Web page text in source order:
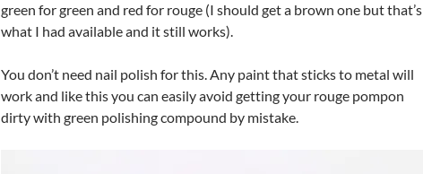
green for green and red for rouge (I should get a brown one but that’s
what I had available and it still works).
You don’t need nail polish for this. Any paint that sticks to metal will
work and like this you can easily avoid getting your rouge pompon
dirty with green polishing compound by mistake.